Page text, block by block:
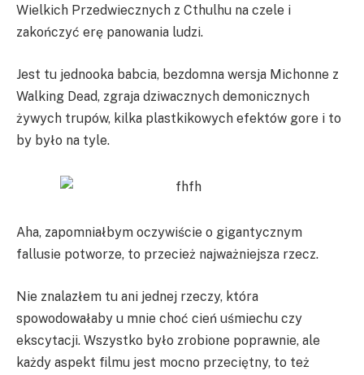
Wielkich Przedwiecznych z Cthulhu na czele i
zakończyć erę panowania ludzi.
Jest tu jednooka babcia, bezdomna wersja Michonne z
Walking Dead, zgraja dziwacznych demonicznych
żywych trupów, kilka plastkikowych efektów gore i to
by było na tyle.
Aha, zapomniałbym oczywiście o gigantycznym
fallusie potworze, to przecież najważniejsza rzecz.
Nie znalazłem tu ani jednej rzeczy, która
spowodowałaby u mnie choć cień uśmiechu czy
ekscytacji. Wszystko było zrobione poprawnie, ale
każdy aspekt filmu jest mocno przeciętny, to też